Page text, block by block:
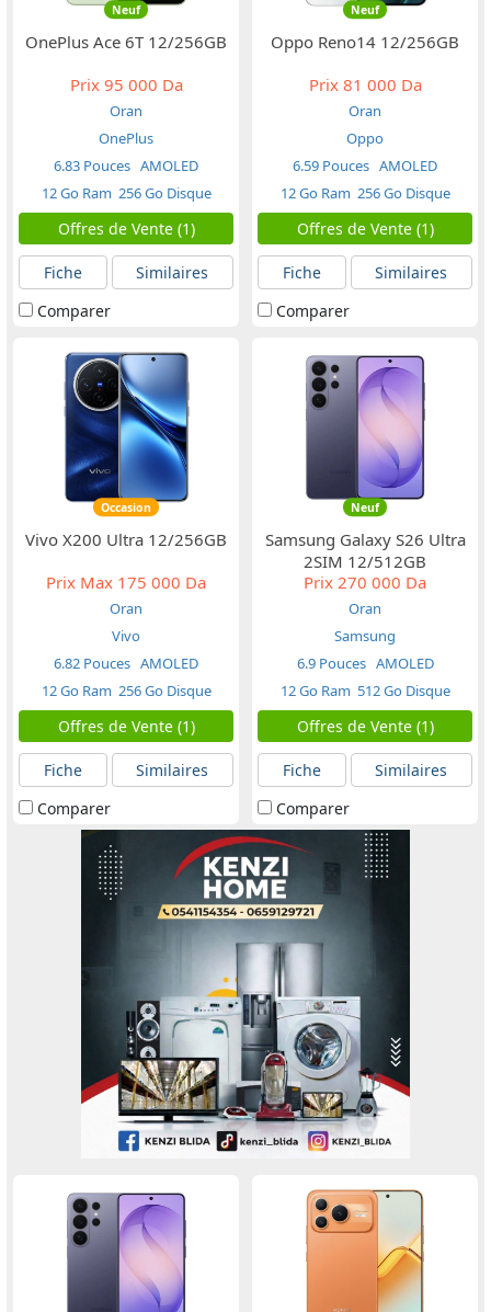
Neuf
OnePlus Ace 6T 12/256GB
Prix95 000 Da
Oran
OnePlus
6.83 Pouces AMOLED
12 Go Ram 256 Go Disque
Offres de Vente (1)
Fiche
Similaires
Comparer
Neuf
Oppo Reno14 12/256GB
Prix81 000 Da
Oran
Oppo
6.59 Pouces AMOLED
12 Go Ram 256 Go Disque
Offres de Vente (1)
Fiche
Similaires
Comparer
Occasion
Vivo X200 Ultra 12/256GB
Prix Max 175 000 Da
Oran
Vivo
6.82 Pouces AMOLED
12 Go Ram 256 Go Disque
Offres de Vente (1)
Fiche
Similaires
Comparer
Neuf
Samsung Galaxy S26 Ultra
2SIM 12/512GB
Prix 270 000 Da
Oran
Samsung
6.9 Pouces AMOLED
12 Go Ram 512 Go Disque
Offres de Vente (1)
Fiche
Similaires
Comparer